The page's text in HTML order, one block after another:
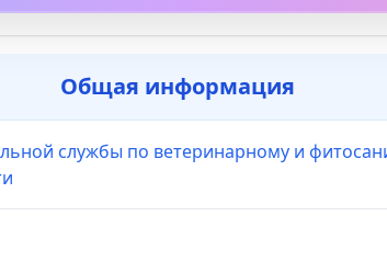
Общая информация
службы по ветеринарному и